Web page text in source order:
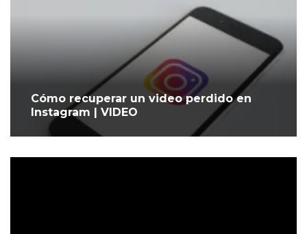
Cómo recuperar un video perdido en
Instagram | VIDEO